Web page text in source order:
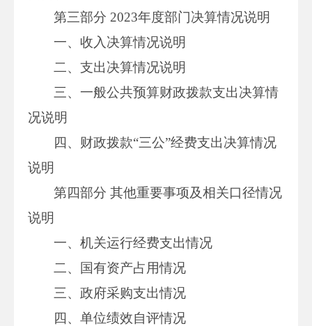
第三部分 2023年度部门决算情况说明
一、收入决算情况说明
二、支出决算情况说明
三、一般公共预算财政拨款支出决算情
况说明
四、财政拨款“三公”经费支出决算情况
说明
第四部分 其他重要事项及相关口径情况
说明
一、机关运行经费支出情况
二、国有资产占用情况
三、政府采购支出情况
四、单位绩效自评情况